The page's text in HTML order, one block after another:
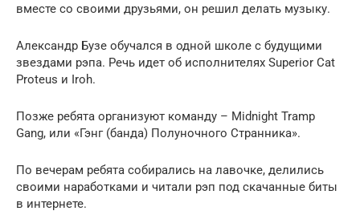
вместе со своими друзьями, он решил делать музыку.
Александр Бузе обучался в одной школе с будущими
звездами рэпа. Речь идет об исполнителях Superior Cat
Proteus и Iroh.
Позже ребята организуют команду – Midnight Tramp
Gang, или «Гэнг (банда) Полуночного Странника».
По вечерам ребята собирались на лавочке, делились
своими наработками и читали рэп под скачанные биты
в интернете.